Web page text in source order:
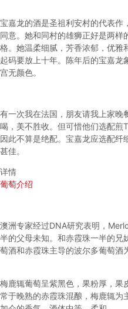
宝嘉龙的酒是圣祖利安村的代表作
同意。她和同村的雄狮正好是两
格。她温柔细腻，芳香浓郁，优雅
起码要放上十年。陈年后的宝嘉
宫无颜色。
有一次我在法国，朋友请我上家
喝，美不胜收。但可惜他们选配煎
因此不算是绝配。宝嘉龙应选配纤
甚佳。
详情
葡萄介绍
澳洲专家经过DNA研究表明，
半的父母未知。和赤霞珠一半的兄
萄酒和赤霞珠主导的波尔多葡萄酒
梅鹿辄葡萄呈紫黑色，果粉厚，果
常于晚熟的赤霞珠混酿，梅鹿辄为